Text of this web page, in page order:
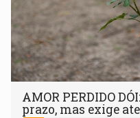
AMOR PERDIDO
prazo, mas exige